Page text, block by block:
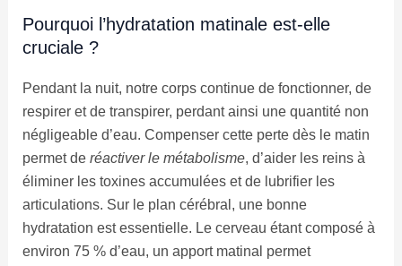
Pourquoi l’hydratation matinale est-elle
cruciale ?
Pendant la nuit, notre corps continue de fonctionner, de
respirer et de transpirer, perdant ainsi une quantité non
négligeable d’eau. Compenser cette perte dès le matin
permet de réactiver le métabolisme, d’aider les reins à
éliminer les toxines accumulées et de lubrifier les
articulations. Sur le plan cérébral, une bonne
hydratation est essentielle. Le cerveau étant composé à
environ 75 % d’eau, un apport matinal permet